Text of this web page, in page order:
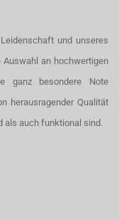
und unseres
Auswahl an hochwertigen
ganz besondere Note
herausragender Qualität
als auch funktional sind.